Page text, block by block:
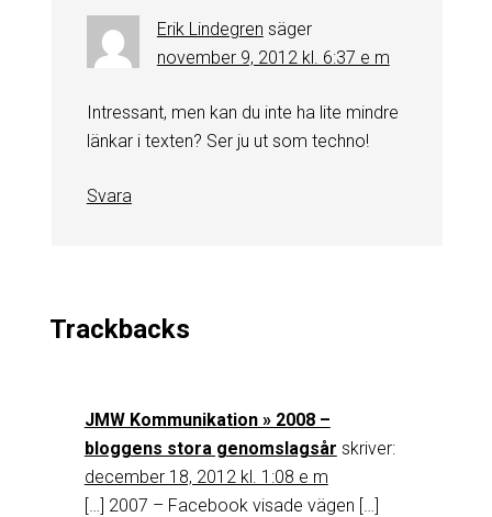
Erik Lindegren säger
november 9, 2012 kl. 6:37 e m
Intressant, men kan du inte ha lite mindre
länkar i texten? Ser ju ut som techno!
Svara
Trackbacks
JMW Kommunikation » 2008 –
bloggens stora genomslagsår skriver:
december 18, 2012 kl. 1:08 e m
[…] 2007 – Facebook visade vägen […]